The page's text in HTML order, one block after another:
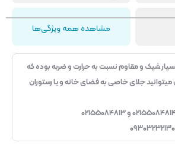
مشاهده همه ویژگی‌ها
شیک و مقاوم نسبت به حرارت و ضربه بوده که
جلای خاصی به فضای خانه و یا رستوران